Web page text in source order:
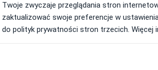
Stelnicka Dziś
7 Sie
Twoje zwyczaje przeglądania stron
zaktualizować swoje preferencje w
do polityk prywatności stron trzecich. Więcej